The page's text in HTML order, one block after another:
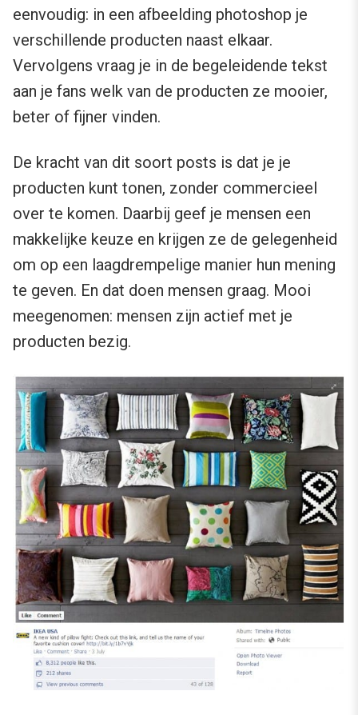
eenvoudig: in een afbeelding photoshop je
verschillende producten naast elkaar.
Vervolgens vraag je in de begeleidende tekst
aan je fans welk van de producten ze mooier,
beter of fijner vinden.
De kracht van dit soort posts is dat je je
producten kunt tonen, zonder commercieel
over te komen. Daarbij geef je mensen een
makkelijke keuze en krijgen ze de gelegenheid
om op een laagdrempelige manier hun mening
te geven. En dat doen mensen graag. Mooi
meegenomen: mensen zijn actief met je
producten bezig.